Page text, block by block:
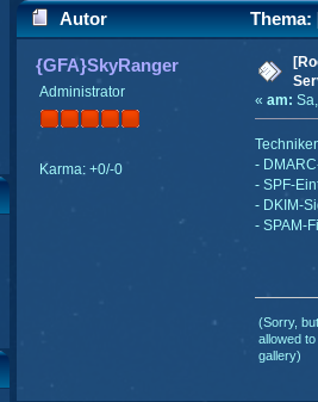
Autor
Thema:
verbessert (Gelesen 63694 mal)
{GFA}SkyRanger
Administrator
Karma: +0/-0
« am:
-
- SPF-
- DKIM-
- SPAM-
(Sorry,
allowed
gallery)